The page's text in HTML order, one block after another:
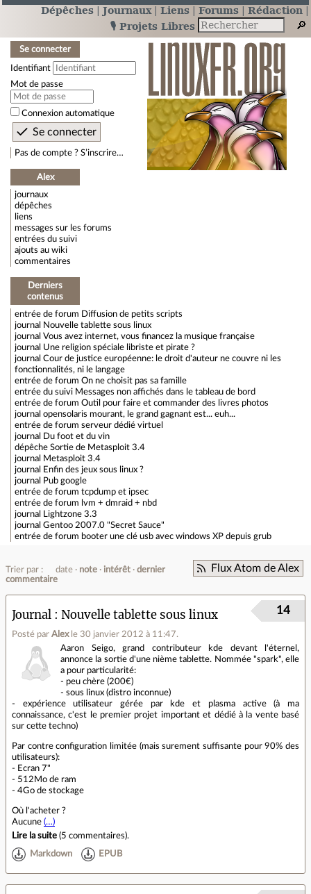
Dépêches Journaux Liens Forums
Rédaction
🎙️ Projets Libres
Se connecter
Identifiant
Mot de passe
Connexion automatique
Pas de compte ? S’inscrire…
Alex
journaux
dépêches
liens
messages sur les forums
entrées du suivi
ajouts au wiki
commentaires
Derniers
contenus
entrée de forum Diffusion de petits scripts
journal
Nouvelle tablette sous linux
journal Vous avez internet, vous financez la musique française
journal Une religion spéciale libriste et pirate ?
journal Cour de justice européenne: le droit d'auteur ne couvre ni les
fonctionnalités, ni le langage
entrée de forum On ne choisit pas sa famille
entrée du suivi Messages non affichés dans le tableau de bord
entrée de forum Outil pour faire et commander des livres photos
journal opensolaris mourant, le grand gagnant est... euh...
entrée de forum serveur dédié virtuel
journal
Du foot et du vin
dépêche Sortie de Metasploit 3.4
journal
Metasploit 3.4
journal
Enfin des jeux sous linux ?
journal
Pub google
entrée de forum tcpdump et ipsec
entrée de forum lvm + dmraid + nbd
journal
Lightzone 3.3
journal Gentoo 2007.0 "Secret Sauce"
entrée de forum booter une clé usb avec windows XP depuis grub
Flux Atom de Alex
Trier par : date note intérêt
dernier
commentaire
Journal Nouvelle tablette sous linux
Posté par Alex le 30 janvier 2012 à 11:47.
14
Aaron Seigo, grand contributeur kde devant l'éternel,
annonce la sortie d'une nième tablette. Nommée "spark", elle
a pour particularité:
- peu chère (200€)
- sous linux (distro inconnue)
- expérience utilisateur gérée par kde et plasma active (à ma
connaissance, c'est le premier projet important et dédié à la vente basé
sur cette techno)
Par contre configuration limitée (mais surement suffisante pour 90% des
utilisateurs):
- Ecran 7"
- 512Mo de ram
- 4Go de stockage
Où l'acheter ?
Aucune (…)
Lire la suite (5 commentaires).
Markdown EPUB